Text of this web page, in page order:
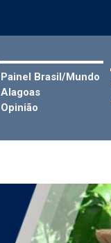
Painel Brasil/Mundo
Alagoas
Opinião